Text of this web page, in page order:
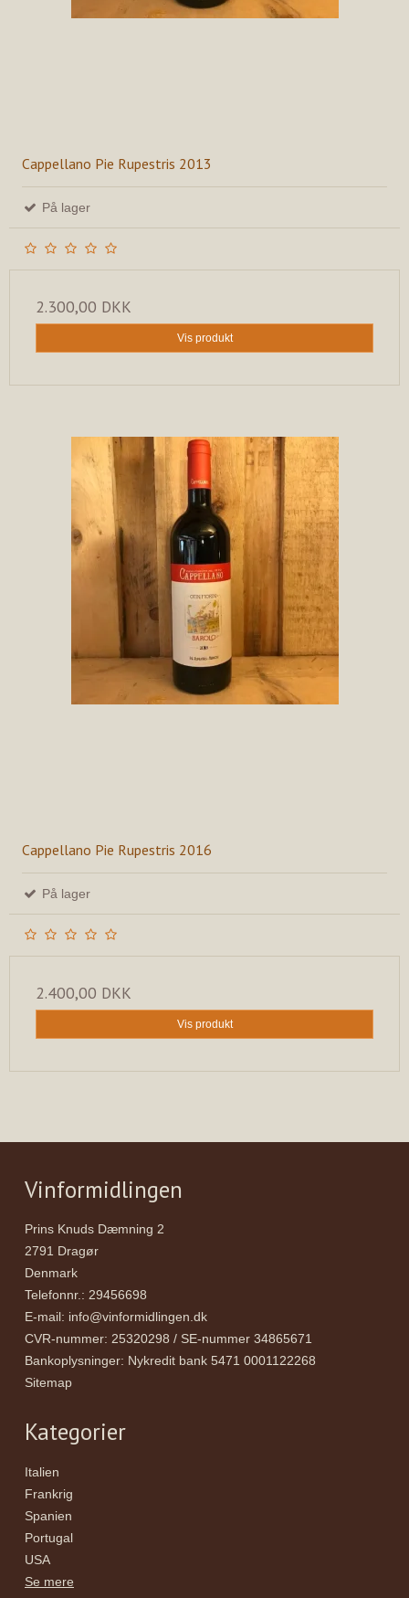
Cappellano Pie Rupestris 2013
På lager
2.300,00 DKK
Vis produkt
Cappellano Pie Rupestris 2016
På lager
2.400,00 DKK
Vis produkt
Vinformidlingen
Prins Knuds Dæmning 2
2791 Dragør
Denmark
Telefonnr.: 29456698
E-mail: info@vinformidlingen.dk
CVR-nummer: 25320298 / SE-nummer 34865671
Bankoplysninger: Nykredit bank 5471 0001122268
Sitemap
Kategorier
Italien
Frankrig
Spanien
Portugal
USA
Se mere